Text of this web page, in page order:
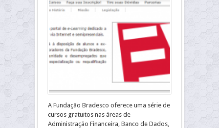
A Fundação Bradesco oferece uma série de
cursos gratuitos nas áreas de
Administração Financeira, Banco de Dados,